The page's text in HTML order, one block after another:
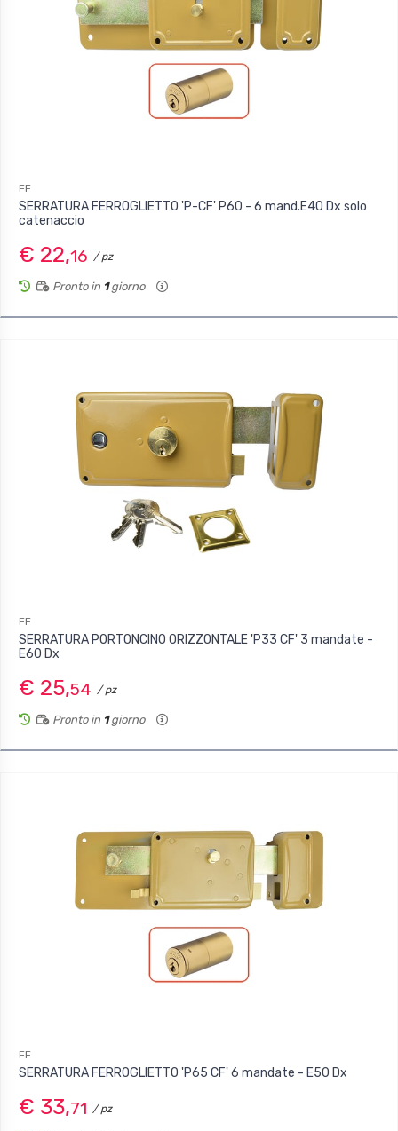
FF
SERRATURA FERROGLIETTO 'P-CF' P60 - 6 mand.E40 Dx solo
catenaccio
€ 22,16 / pz
Pronto in 1giorno
FF
SERRATURA PORTONCINO ORIZZONTALE 'P33 CF' 3 mandate -
E60 Dx
€ 25,54 / pz
Pronto in 1giorno
FF
SERRATURA FERROGLIETTO 'P65 CF' 6 mandate - E50 Dx
€ 33,71 / pz